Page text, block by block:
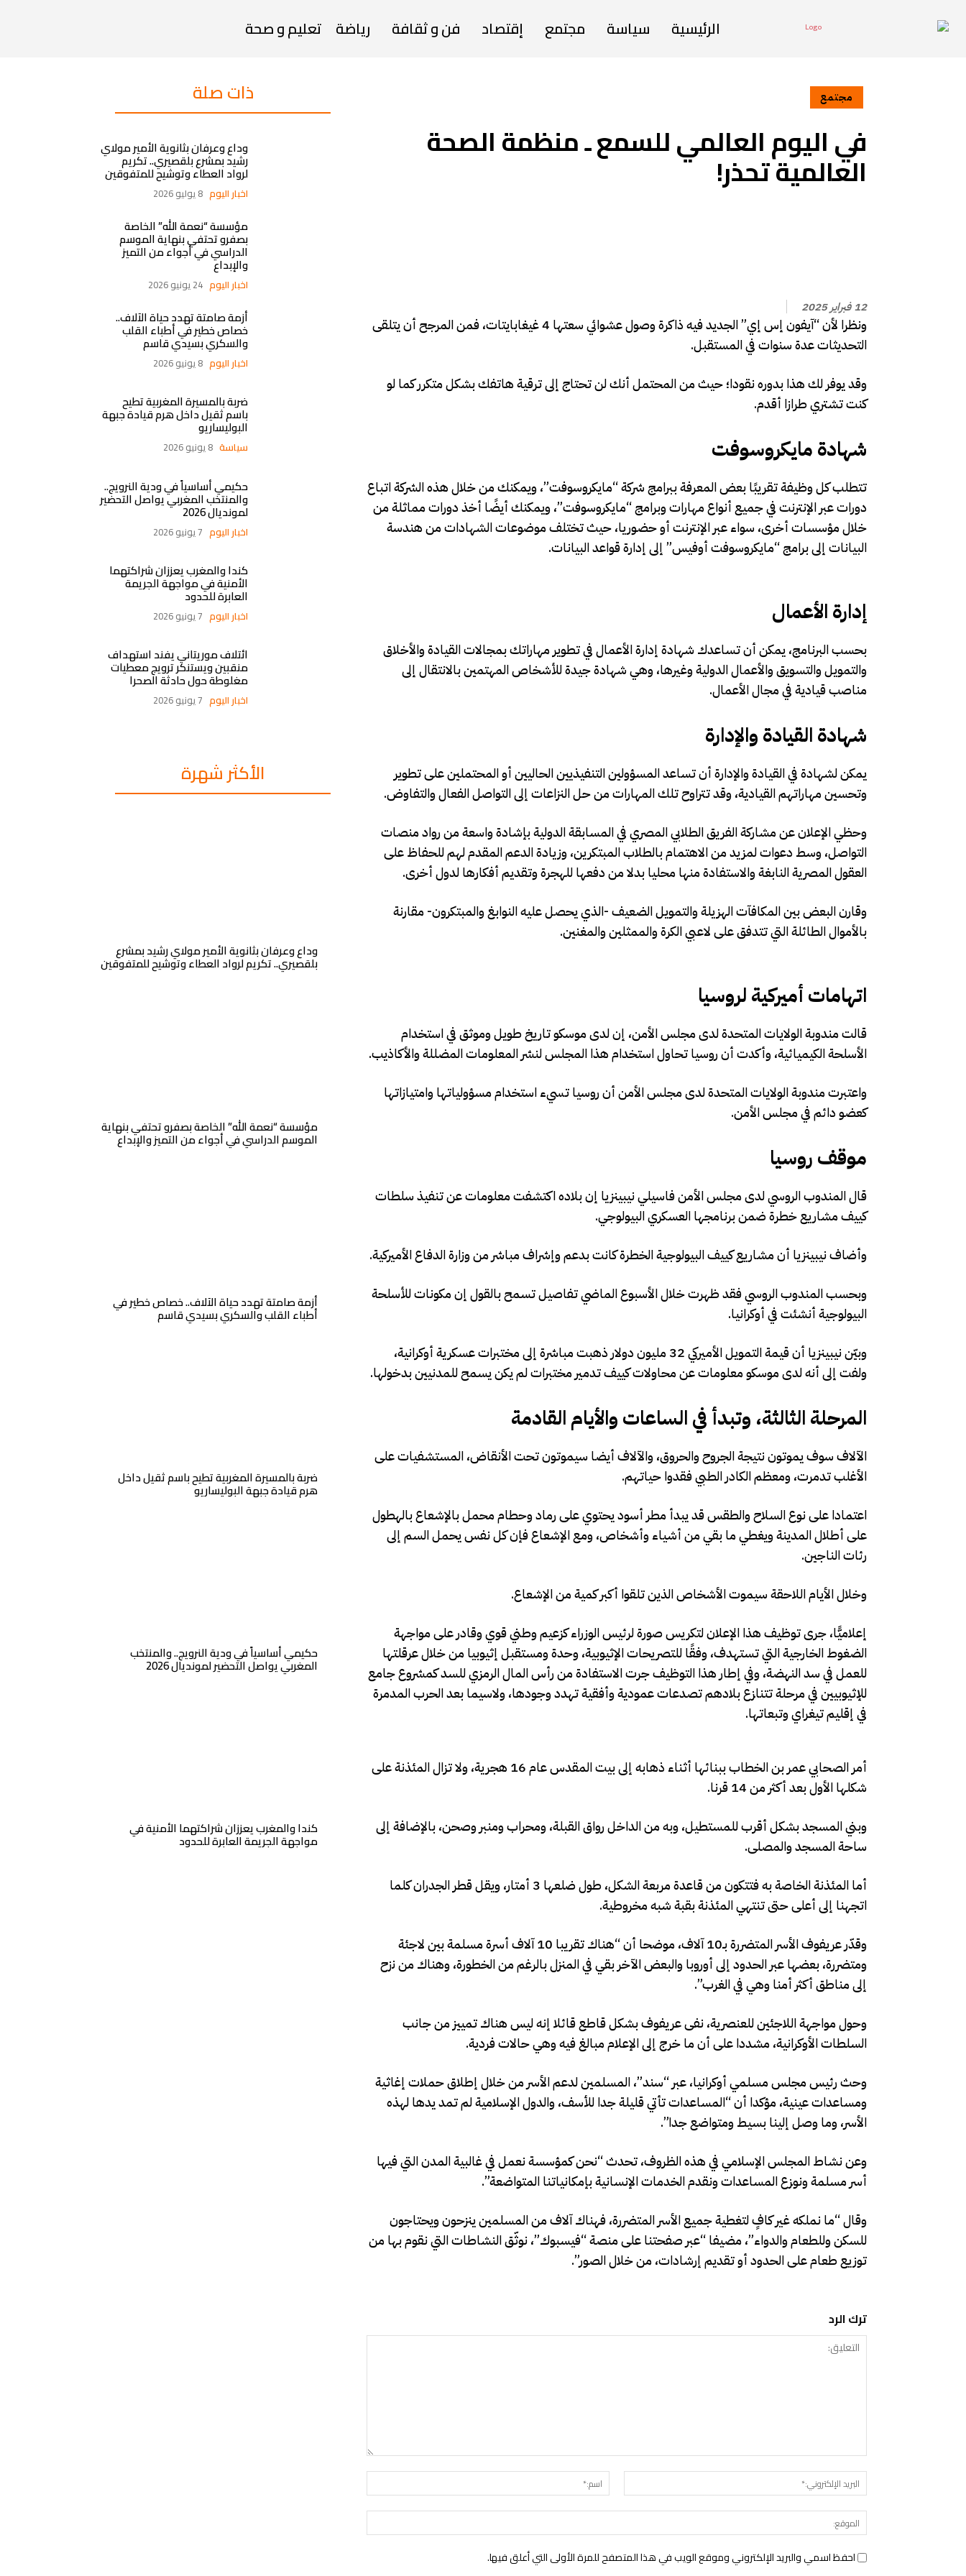
الرئيسية سياسة مجتمع إقتصاد فن و ثقافة رياضة تعليم و صحة
ذات صلة
وداع وعرفان بثانوية الأمير مولاي
رشيد بمشرع بلقصيري.. تكريم
لرواد العطاء وتوشيح للمتفوقين
اخبار اليوم 8 يوليو 2026
مؤسسة “نعمة الله” الخاصة
بصفرو تحتفي بنهاية الموسم
الدراسي في أجواء من التميز
والإبداع
اخبار اليوم 24 يونيو 2026
أزمة صامتة تهدد حياة الآلاف..
خصاص خطير في أطباء القلب
والسكري بسيدي قاسم
اخبار اليوم 8 يونيو 2026
ضربة بالمسيرة المغربية تطيح
باسم ثقيل داخل هرم قيادة جبهة
البوليساريو
سياسة 8 يونيو 2026
حكيمي أساسياً في ودية النرويج..
والمنتخب المغربي يواصل التحضير
لمونديال 2026
اخبار اليوم 7 يونيو 2026
كندا والمغرب يعززان شراكتهما
الأمنية في مواجهة الجريمة
العابرة للحدود
اخبار اليوم 7 يونيو 2026
ائتلاف موريتاني يفند استهداف
منقبين ويستنكر ترويج معطيات
مغلوطة حول حادثة الصحرا
اخبار اليوم 7 يونيو 2026
الأكثر شهرة
وداع وعرفان بثانوية الأمير مولاي رشيد بمشرع
بلقصيري.. تكريم لرواد العطاء وتوشيح للمتفوقين
مؤسسة “نعمة الله” الخاصة بصفرو تحتفي بنهاية
الموسم الدراسي في أجواء من التميز والإبداع
أزمة صامتة تهدد حياة الآلاف.. خصاص خطير في
أطباء القلب والسكري بسيدي قاسم
ضربة بالمسيرة المغربية تطيح باسم ثقيل داخل
هرم قيادة جبهة البوليساريو
حكيمي أساسياً في ودية النرويج.. والمنتخب
المغربي يواصل التحضير لمونديال 2026
كندا والمغرب يعززان شراكتهما الأمنية في
مواجهة الجريمة العابرة للحدود
مجتمع
في اليوم العالمي للسمع ـ منظمة الصحة
العالمية تحذر!
12 فبراير 2025
ونظرا لأن “آيفون إس إي” الجديد فيه ذاكرة وصول عشوائي سعتها 4 غيغابايتات، فمن المرجح أن يتلقى
التحديثات عدة سنوات في المستقبل.
وقد يوفر لك هذا بدوره نقودا؛ حيث من المحتمل أنك لن تحتاج إلى ترقية هاتفك بشكل متكرر كما لو
كنت تشتري طرازا أقدم.
شهادة مايكروسوفت
تتطلب كل وظيفة تقريبًا بعض المعرفة ببرامج شركة “مايكروسوفت”، ويمكنك من خلال هذه الشركة اتباع
دورات عبر الإنترنت في جميع أنواع مهارات وبرامج “مايكروسوفت”، ويمكنك أيضًا أخذ دورات مماثلة من
خلال مؤسسات أخرى، سواء عبر الإنترنت أو حضوريا، حيث تختلف موضوعات الشهادات من هندسة
البيانات إلى برامج “مايكروسوفت أوفيس” إلى إدارة قواعد البيانات.
إدارة الأعمال
بحسب البرنامج، يمكن أن تساعدك شهادة إدارة الأعمال في تطوير مهاراتك بمجالات القيادة والأخلاق
والتمويل والتسويق والأعمال الدولية وغيرها، وهي شهادة جيدة للأشخاص المهتمين بالانتقال إلى
مناصب قيادية في مجال الأعمال.
شهادة القيادة والإدارة
يمكن لشهادة في القيادة والإدارة أن تساعد المسؤولين التنفيذيين الحاليين أو المحتملين على تطوير
وتحسين مهاراتهم القيادية، وقد تتراوح تلك المهارات من حل النزاعات إلى التواصل الفعال والتفاوض.
وحظي الإعلان عن مشاركة الفريق الطلابي المصري في المسابقة الدولية بإشادة واسعة من رواد منصات
التواصل، وسط دعوات لمزيد من الاهتمام بالطلاب المبتكرين، وزيادة الدعم المقدم لهم للحفاظ على
العقول المصرية النابغة والاستفادة منها محليا بدلا من دفعها للهجرة وتقديم أفكارها لدول أخرى.
وقارن البعض بين المكافآت الهزيلة والتمويل الضعيف -الذي يحصل عليه النوابغ والمبتكرون- مقارنة
بالأموال الطائلة التي تتدفق على لاعبي الكرة والممثلين والمغنين.
اتهامات أميركية لروسيا
قالت مندوبة الولايات المتحدة لدى مجلس الأمن، إن لدى موسكو تاريخ طويل وموثق في استخدام
الأسلحة الكيميائية، وأكدت أن روسيا تحاول استخدام هذا المجلس لنشر المعلومات المضللة والأكاذيب.
واعتبرت مندوبة الولايات المتحدة لدى مجلس الأمن أن روسيا تسيء استخدام مسؤولياتها وامتيازاتها
كعضو دائم في مجلس الأمن.
موقف روسيا
قال المندوب الروسي لدى مجلس الأمن فاسيلي نيبينزيا إن بلاده اكتشفت معلومات عن تنفيذ سلطات
كييف مشاريع خطرة ضمن برنامجها العسكري البيولوجي.
وأضاف نيبينزيا أن مشاريع كييف البيولوجية الخطرة كانت بدعم وإشراف مباشر من وزارة الدفاع الأميركية.
وبحسب المندوب الروسي فقد ظهرت خلال الأسبوع الماضي تفاصيل تسمح بالقول إن مكونات للأسلحة
البيولوجية أنشئت في أوكرانيا.
وبيّن نيبينزيا أن قيمة التمويل الأميركي 32 مليون دولار ذهبت مباشرة إلى مختبرات عسكرية أوكرانية،
ولفت إلى أنه لدى موسكو معلومات عن محاولات كييف تدمير مختبرات لم يكن يسمح للمدنيين بدخولها.
المرحلة الثالثة، وتبدأ في الساعات والأيام القادمة
الآلاف سوف يموتون نتيجة الجروح والحروق، والآلاف أيضا سيموتون تحت الأنقاض، المستشفيات على
الأغلب تدمرت، ومعظم الكادر الطبي فقدوا حياتهم.
اعتمادا على نوع السلاح والطقس قد يبدأ مطر أسود يحتوي على رماد وحطام محمل بالإشعاع بالهطول
على أطلال المدينة ويغطي ما بقي من أشياء وأشخاص، ومع الإشعاع فإن كل نفس يحمل السم إلى
رئات الناجين.
وخلال الأيام اللاحقة سيموت الأشخاص الذين تلقوا أكبر كمية من الإشعاع.
إعلاميًّا، جرى توظيف هذا الإعلان لتكريس صورة لرئيس الوزراء كزعيم وطني قوي وقادر على مواجهة
الضغوط الخارجية التي تستهدف، وفقًا للتصريحات الإثيوبية، وحدة ومستقبل إثيوبيا من خلال عرقلتها
للعمل في سد النهضة، وفي إطار هذا التوظيف جرت الاستفادة من رأس المال الرمزي للسد كمشروع جامع
للإثيوبيين في مرحلة تتنازع بلادهم تصدعات عمودية وأفقية تهدد وجودها، ولاسيما بعد الحرب المدمرة
في إقليم تيغراي وتبعاتها.
أمر الصحابي عمر بن الخطاب ببنائها أثناء ذهابه إلى بيت المقدس عام 16 هجرية، ولا تزال المئذنة على
شكلها الأول بعد أكثر من 14 قرنا.
وبني المسجد بشكل أقرب للمستطيل، وبه من الداخل رواق القبلة، ومحراب ومنبر وصحن، بالإضافة إلى
ساحة المسجد والمصلى.
أما المئذنة الخاصة به فتتكون من قاعدة مربعة الشكل، طول ضلعها 3 أمتار، ويقل قطر الجدران كلما
اتجهنا إلى أعلى حتى تنتهي المئذنة بقبة شبه مخروطية.
وقدّر عريفوف الأسر المتضررة بـ10 آلاف، موضحا أن “هناك تقريبا 10 آلاف أسرة مسلمة بين لاجئة
ومتضررة، بعضها عبر الحدود إلى أوروبا والبعض الآخر بقي في المنزل بالرغم من الخطورة، وهناك من نزح
إلى مناطق أكثر أمنا وهي في الغرب”.
وحول مواجهة اللاجئين للعنصرية، نفى عريفوف بشكل قاطع قائلا إنه ليس هناك تمييز من جانب
السلطات الأوكرانية، مشددا على أن ما خرج إلى الإعلام مبالغ فيه وهي حالات فردية.
وحث رئيس مجلس مسلمي أوكرانيا، عبر “سند”، المسلمين لدعم الأسر من خلال إطلاق حملات إغاثية
ومساعدات عينية، مؤكدا أن “المساعدات تأتي قليلة جدا للأسف، والدول الإسلامية لم تمد يدها لهذه
الأسر، وما وصل إلينا بسيط ومتواضع جدا”.
وعن نشاط المجلس الإسلامي في هذه الظروف، تحدث “نحن كمؤسسة نعمل في غالبية المدن التي فيها
أسر مسلمة ونوزع المساعدات ونقدم الخدمات الإنسانية بإمكانياتنا المتواضعة”.
وقال “ما نملكه غير كافٍ لتغطية جميع الأسر المتضررة، فهناك آلاف من المسلمين ينزحون ويحتاجون
للسكن وللطعام والدواء”، مضيفا “عبر صفحتنا على منصة “فيسبوك”، نوثّق النشاطات التي نقوم بها من
توزيع طعام على الحدود أو تقديم إرشادات، من خلال الصور”.
ترك الرد
البريد
الإلكتروني:*
احفظ اسمي والبريد الإلكتروني وموقع الويب في هذا المتصفح للمرة الأولى التي أعلق فيها.